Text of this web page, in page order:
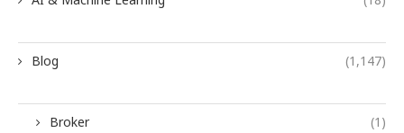
Blog (1,147)
Broker (1)